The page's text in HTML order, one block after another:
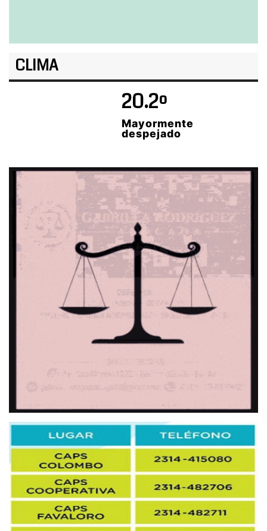
CLIMA
20.2º
Mayormente
despejado